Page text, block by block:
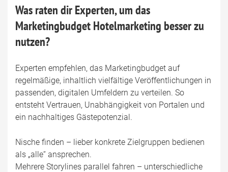
Was raten dir Experten, um das
Marketingbudget Hotelmarketing besser zu
nutzen?
Experten empfehlen, das Marketingbudget auf
regelmäßige, inhaltlich vielfältige Veröffentlichungen in
passenden, digitalen Umfeldern zu verteilen. So
entsteht Vertrauen, Unabhängigkeit von Portalen und
ein nachhaltiges Gästepotenzial.
Nische finden – lieber konkrete Zielgruppen bedienen
als „alle“ ansprechen.
Mehrere Storylines parallel fahren – unterschiedliche